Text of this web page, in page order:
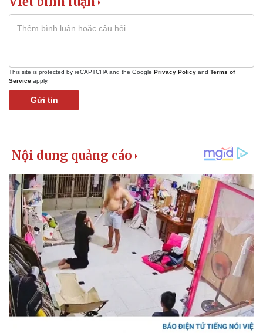
Khởi nghiệp
This site is protected by reCAPTCHA and the Google Privacy Policy and Terms of
Service apply.
Gửi tin